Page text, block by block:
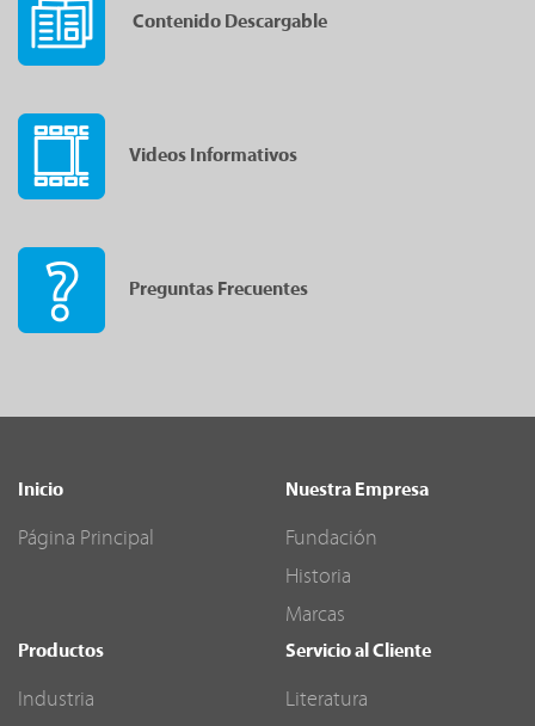
Contenido Descargable
Videos Informativos
Preguntas Frecuentes
Inicio
Página Principal
Nuestra Empresa
Fundación
Historia
Marcas
Productos
Industria
Servicio al Cliente
Literatura